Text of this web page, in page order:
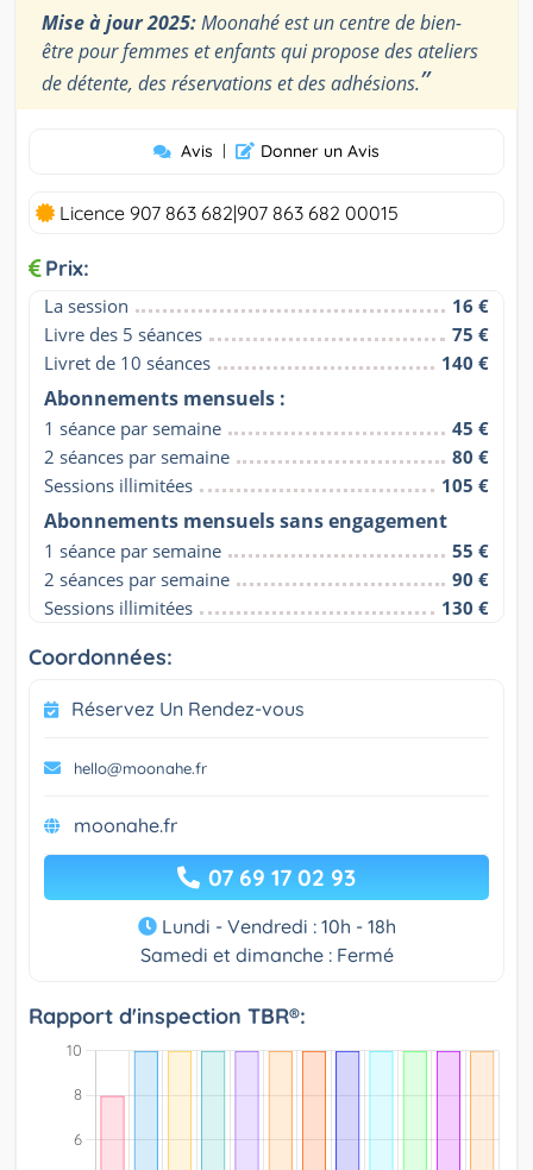
Mise à jour 2025:Moonahé est un centre de bien-
être pour femmes et enfants qui propose des ateliers
de détente, des réservations et des adhésions.”
Avis | Donner un Avis
Licence 907 863 682|907 863 682 00015
Prix:
La session
16 €
Livre des 5 séances
75 €
Livret de 10 séances
140 €
Abonnements mensuels :
1 séance par semaine
45 €
2 séances par semaine
80 €
Sessions illimitées
105 €
Abonnements mensuels sans engagement
1 séance par semaine
55 €
2 séances par semaine
90 €
Sessions illimitées
130 €
Coordonnées:
Réservez Un Rendez-vous
hello@moonahe.fr
moonahe.fr
07 69 17 02 93
Lundi - Vendredi : 10h - 18h
Samedi et dimanche : Fermé
Rapport d'inspection TBR®: